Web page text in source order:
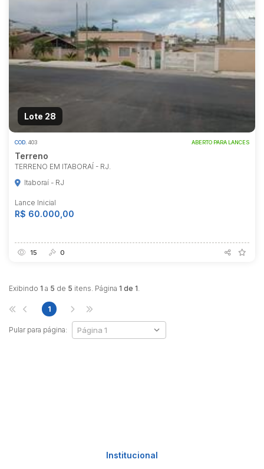
Lote 28
COD. 403 ABERTO PARA LANCES
Terreno
TERRENO EM ITABORAÍ - RJ.
Itaboraí - RJ
Lance Inicial
R$ 60.000,00
15 0
Exibindo 1 a 5 de 5 itens. Página 1 de 1.
Pular para página:
1
Institucional